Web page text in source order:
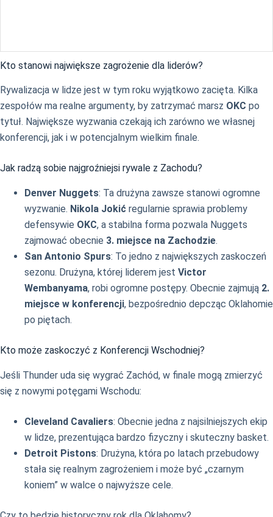
Kto stanowi największe zagrożenie dla liderów?
Rywalizacja w lidze jest w tym roku wyjątkowo zacięta. Kilka
zespołów ma realne argumenty, by zatrzymać marsz OKC po
tytuł. Największe wyzwania czekają ich zarówno we własnej
konferencji, jak i w potencjalnym wielkim finale.
Jak radzą sobie najgroźniejsi rywale z Zachodu?
Denver Nuggets: Ta drużyna zawsze stanowi ogromne
wyzwanie. Nikola Jokić regularnie sprawia problemy
defensywie OKC, a stabilna forma pozwala Nuggets
zajmować obecnie 3. miejsce na Zachodzie.
San Antonio Spurs: To jedno z największych zaskoczeń
sezonu. Drużyna, której liderem jest Victor
Wembanyama, robi ogromne postępy. Obecnie zajmują 2.
miejsce w konferencji, bezpośrednio depcząc Oklahomie
po piętach.
Kto może zaskoczyć z Konferencji Wschodniej?
Jeśli Thunder uda się wygrać Zachód, w finale mogą zmierzyć
się z nowymi potęgami Wschodu:
Cleveland Cavaliers: Obecnie jedna z najsilniejszych ekip
w lidze, prezentująca bardzo fizyczny i skuteczny basket.
Detroit Pistons: Drużyna, która po latach przebudowy
stała się realnym zagrożeniem i może być „czarnym
koniem” w walce o najwyższe cele.